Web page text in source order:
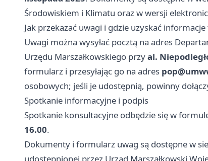
Środowiskiem i Klimatu oraz w wersji
Jak przekazać uwagi i gdzie uzyskać
Uwagi można wysyłać pocztą na adres
Urzędu Marszałkowskiego przyal.
formularz i przesyłając go na adres
osobowych; jeśli je udostępnią, powinny
Spotkanie informacyjne i podpis
Spotkanie konsultacyjne odbędzie się w
16.00.
Dokumenty i formularz uwag są dostępne w